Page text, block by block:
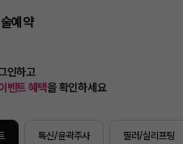
예약
인하고
벤트 혜택을 확인하세요
톡신/윤곽주사 필러/실리프팅